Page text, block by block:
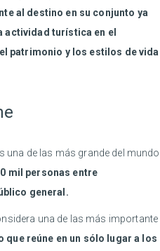
al destino en su conjunto ya
actividad turística en el
patrimonio y los estilos de vida
una de las más grande del mundo
mil personas entre
general.
una de las más importante
que reúne en un sólo lugar a los